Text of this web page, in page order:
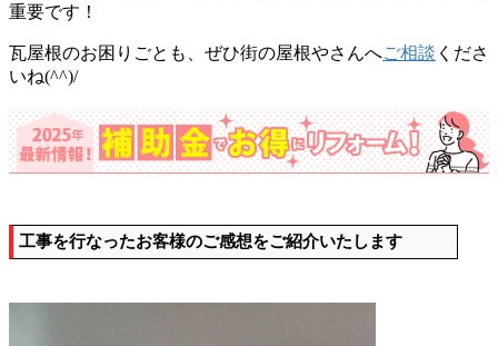
重要です！
瓦屋根のお困りごとも、ぜひ街の屋根やさんへご相談 くださ
いね(^^)/
工事を行なったお客様のご感想をご紹介いたします